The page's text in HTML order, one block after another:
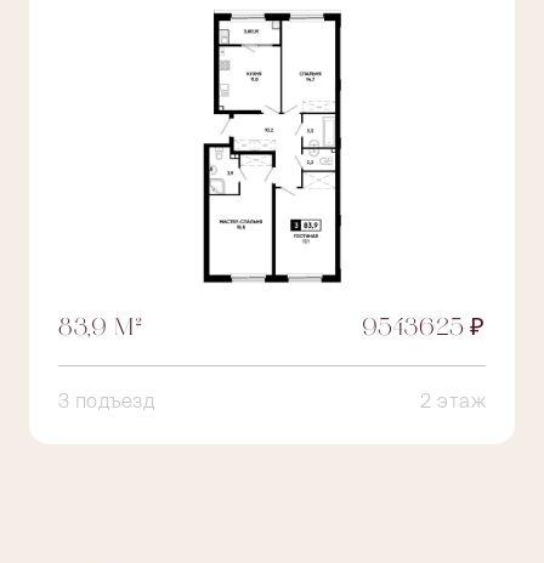
83,9 М² 9543625 ₽
3 подъезд 2 этаж